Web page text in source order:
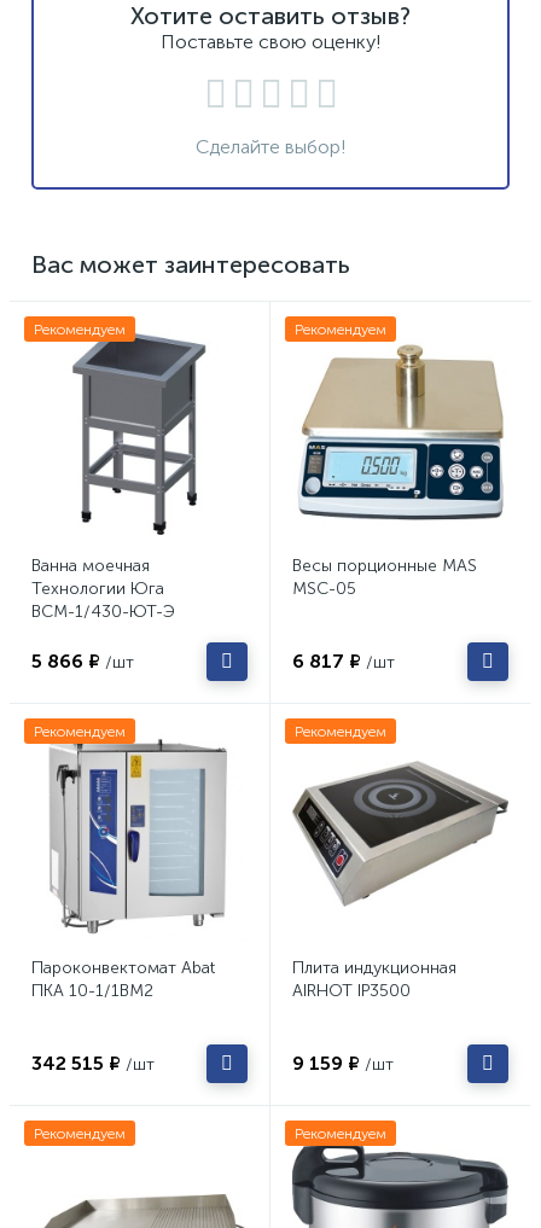
Хотите оставить отзыв?
Поставьте свою оценку!
Сделайте выбор!
Вас может заинтересовать
Рекомендуем
Ванна моечная
Технологии Юга
ВСМ-1/430-ЮТ-Э
5 866 ₽ /шт
Рекомендуем
Весы порционные MAS
MSC-05
6 817 ₽ /шт
Рекомендуем
Пароконвектомат Abat
ПКА 10-1/1ВМ2
342 515 ₽ /шт
Рекомендуем
Плита индукционная
AIRHOT IP3500
9 159 ₽ /шт
Рекомендуем Рекомендуем